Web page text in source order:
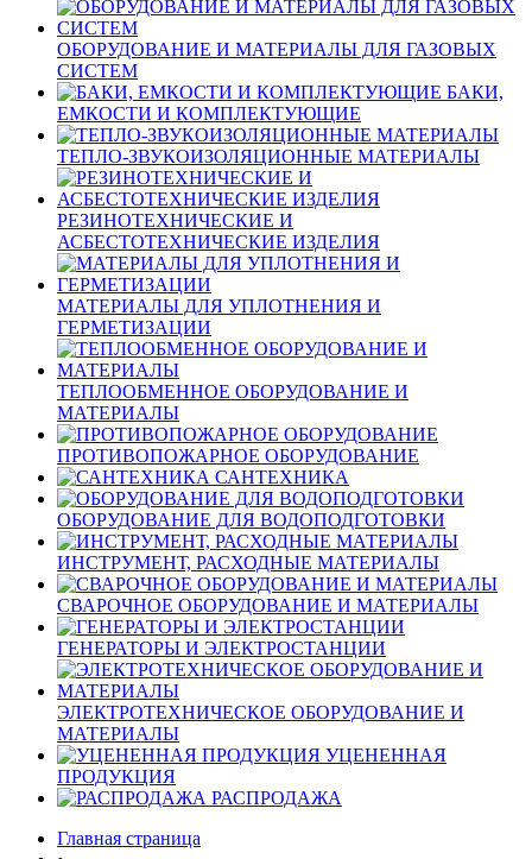
ОБОРУДОВАНИЕ И МАТЕРИАЛЫ ДЛЯ ГАЗОВЫХ
СИСТЕМ
БАКИ,
ЕМКОСТИ И КОМПЛЕКТУЮЩИЕ
ТЕПЛО-ЗВУКОИЗОЛЯЦИОННЫЕ МАТЕРИАЛЫ
РЕЗИНОТЕХНИЧЕСКИЕ И
АСБЕСТОТЕХНИЧЕСКИЕ ИЗДЕЛИЯ
МАТЕРИАЛЫ ДЛЯ УПЛОТНЕНИЯ И
ГЕРМЕТИЗАЦИИ
ТЕПЛООБМЕННОЕ ОБОРУДОВАНИЕ И
МАТЕРИАЛЫ
ПРОТИВОПОЖАРНОЕ ОБОРУДОВАНИЕ
САНТЕХНИКА
ОБОРУДОВАНИЕ ДЛЯ ВОДОПОДГОТОВКИ
ИНСТРУМЕНТ, РАСХОДНЫЕ МАТЕРИАЛЫ
СВАРОЧНОЕ ОБОРУДОВАНИЕ И МАТЕРИАЛЫ
ГЕНЕРАТОРЫ И ЭЛЕКТРОСТАНЦИИ
ЭЛЕКТРОТЕХНИЧЕСКОЕ ОБОРУДОВАНИЕ И
МАТЕРИАЛЫ
УЦЕНЕННАЯ
ПРОДУКЦИЯ
РАСПРОДАЖА
Главная страница